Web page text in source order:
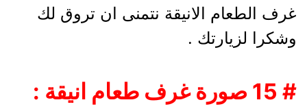
غرف الطعام الانيقة نتمنى ان تروق لك
وشكرا لزيارتك .
# 15 صورة غرف طعام انيقة :